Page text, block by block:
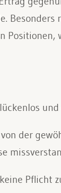
der
Pflicht